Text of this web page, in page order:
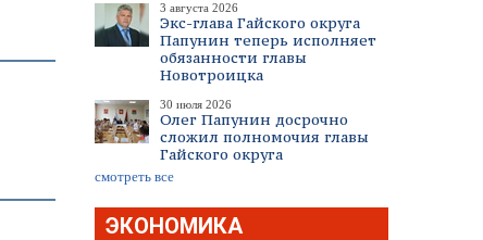
3 августа 2026
Экс-глава Гайского округа
Папунин теперь исполняет
обязанности главы
Новотроицка
30 июля 2026
Олег Папунин досрочно
сложил полномочия главы
Гайского округа
смотреть все
ЭКОНОМИКА